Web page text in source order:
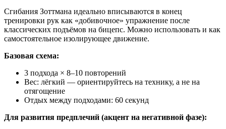
Сгибания Зоттмана идеально вписываются в конец
тренировки рук как «добивочное» упражнение после
классических подъёмов на бицепс. Можно использовать и как
самостоятельное изолирующее движение.
Базовая схема:
3 подхода × 8–10 повторений
Вес: лёгкий — ориентируйтесь на технику, а не на
отягощение
Отдых между подходами: 60 секунд
Для развития предплечий (акцент на негативной фазе):